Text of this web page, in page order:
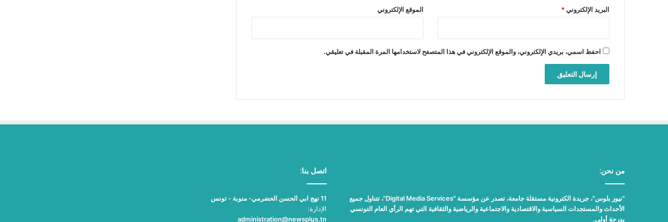
البريد الإلكتروني* الموقع الإلكتروني
احفظ اسمي، بريدي الإلكتروني، والموقع الإلكتروني في هذا المتصفح لاستخدامها المرة المقبلة في تعليقي.
من نحن:
"نيوز بلوس"، جريدة الكترونية مستقلة جامعة، تصدر عن مؤسسة "Digital Media Services"، تتناول جميع
الأحداث والمستجدات السياسية والاقتصادية والاجتماعية والرياضية والثقافية التي تهم الرأي العام التونسي
بدرجة أولى.
اتصل بنا:
11 نهج ابي الحسن الحضرمي- منوبة - تونس
الإدارة:
administration@newsplus.tn